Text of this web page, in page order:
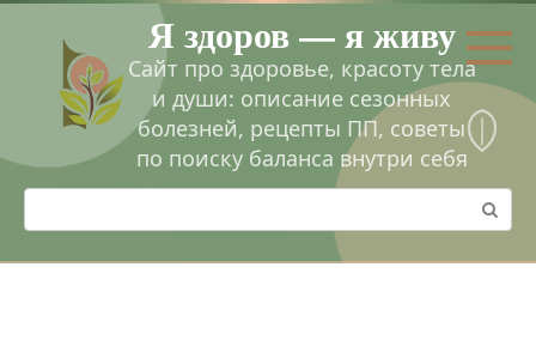
Перейти
контенту
Я здоров — я живу
Сайт про здоровье, красоту тела
и души: описание сезонных
болезней, рецепты ПП, советы
по поиску баланса внутри себя
Поиск: